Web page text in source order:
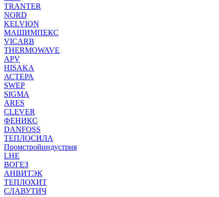
TRANTER
NORD
KELVION
МАШИМПЕКС
VICARB
THERMOWAVE
APV
HISAKA
АСТЕРА
SWEP
SIGMA
ARES
CLEVER
ФЕНИКС
DANFOSS
ТЕПЛОСИЛА
Промстройиндустрия
LHE
ВОГЕЗ
АНВИТЭК
ТЕПЛОХИТ
СЛАВУТИЧ